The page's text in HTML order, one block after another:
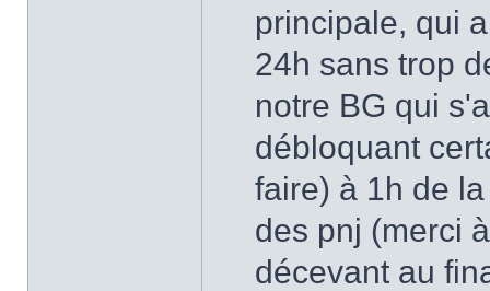
principale, qui
24h sans trop
notre BG qui
débloquant
faire) à 1h de
des pnj (merci
décevant au